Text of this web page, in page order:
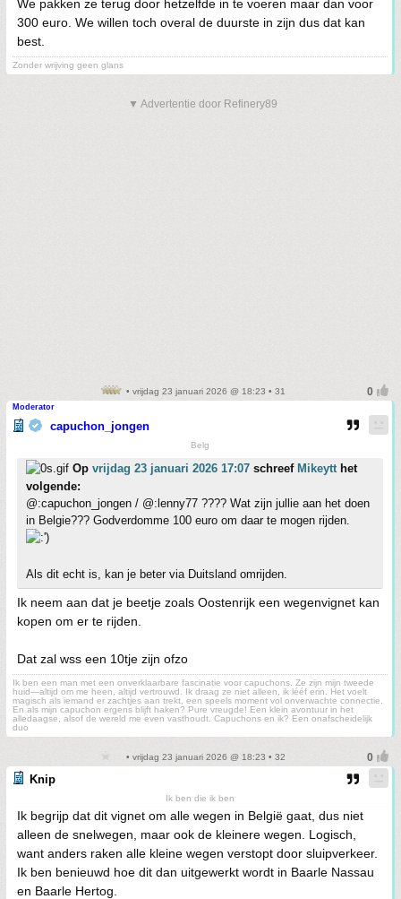
We pakken ze terug door hetzelfde in te voeren maar dan voor
300 euro. We willen toch overal de duurste in zijn dus dat kan
best.
Zonder wrijving geen glans
▼ Advertentie door Refinery89
• vrijdag 23 januari 2026 @ 18:23 • 31
Moderator
capuchon_jongen
Belg
Op vrijdag 23 januari 2026 17:07 schreef Mikeytthet
volgende:
@:capuchon_jongen / @:lenny77 ???? Wat zijn jullie aan het doen
in Belgie??? Godverdomme 100 euro om daar te mogen rijden.
Als dit echt is, kan je beter via Duitsland omrijden.
Ik neem aan dat je beetje zoals Oostenrijk een wegenvignet kan
kopen om er te rijden.
Dat zal wss een 10tje zijn ofzo
Ik ben een man met een onverklaarbare fascinatie voor capuchons. Ze zijn mijn tweede
huid—altijd om me heen, altijd vertrouwd. Ik draag ze niet alleen, ik lééf erin. Het voelt
magisch als iemand er zachtjes aan trekt, een speels moment vol onverwachte connectie.
En als mijn capuchon ergens blijft haken? Pure vreugde! Een klein avontuur in het
alledaagse, alsof de wereld me even vasthoudt. Capuchons en ik? Een onafscheidelijk
duo
• vrijdag 23 januari 2026 @ 18:23 • 32
Knip
Ik ben die ik ben
Ik begrijp dat dit vignet om alle wegen in België gaat, dus niet
alleen de snelwegen, maar ook de kleinere wegen. Logisch,
want anders raken alle kleine wegen verstopt door sluipverkeer.
Ik ben benieuwd hoe dit dan uitgewerkt wordt in Baarle Nassau
en Baarle Hertog.